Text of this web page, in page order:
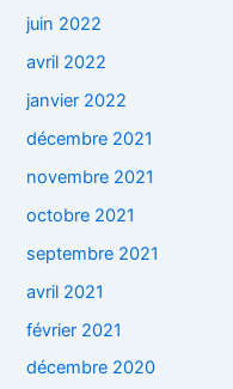
juin 2022
avril 2022
janvier 2022
décembre 2021
novembre 2021
octobre 2021
septembre 2021
avril 2021
février 2021
décembre 2020